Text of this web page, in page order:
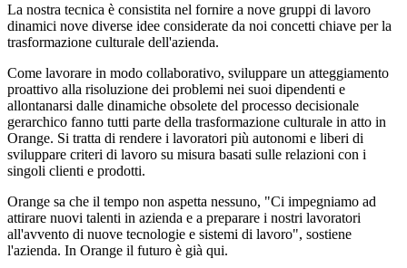
La nostra tecnica è consistita nel fornire a nove gruppi di lavoro
dinamici nove diverse idee considerate da noi concetti chiave per la
trasformazione culturale dell'azienda.
Come lavorare in modo collaborativo, sviluppare un atteggiamento
proattivo alla risoluzione dei problemi nei suoi dipendenti e
allontanarsi dalle dinamiche obsolete del processo decisionale
gerarchico fanno tutti parte della trasformazione culturale in atto in
Orange. Si tratta di rendere i lavoratori più autonomi e liberi di
sviluppare criteri di lavoro su misura basati sulle relazioni con i
singoli clienti e prodotti.
Orange sa che il tempo non aspetta nessuno, "Ci impegniamo ad
attirare nuovi talenti in azienda e a preparare i nostri lavoratori
all'avvento di nuove tecnologie e sistemi di lavoro", sostiene
l'azienda. In Orange il futuro è già qui.